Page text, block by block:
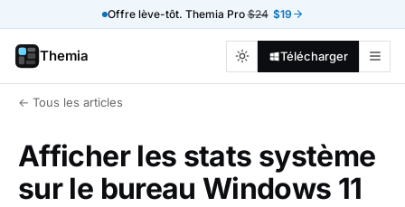
Offre lève-tôt. Themia Pro$24 $19
Themia Télécharger
← Tous les articles
Afficher les stats système
sur le bureau Windows 11